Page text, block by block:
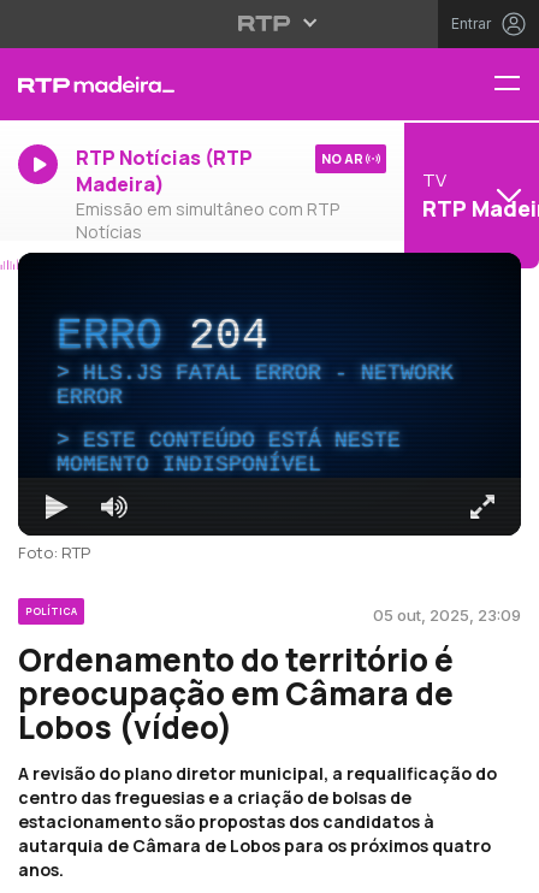
Entrar
RTP Notícias (RTP
Madeira)
Emissão em simultâneo com RTP
Notícias
NO AR
TV
RTP
ERRO204
HLS.JS FATAL ERROR - NETWORK
ERROR
ESTE CONTEÚDO ESTÁ NESTE
MOMENTO INDISPONÍVEL
Foto: RTP
POLÍTICA 05 out, 2025, 23:09
Ordenamento do território é
preocupação em Câmara de
Lobos (vídeo)
A revisão do plano diretor municipal, a requalificação do
centro das freguesias e a criação de bolsas de
estacionamento são propostas dos candidatos à
autarquia de Câmara de Lobos para os próximos quatro
anos.